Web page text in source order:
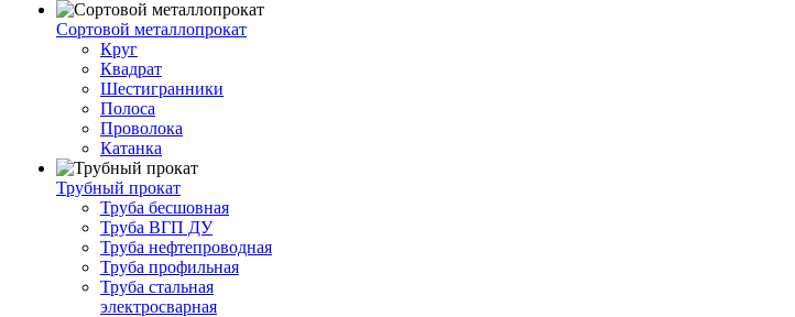
Сортовой металлопрокат
Круг
Квадрат
Шестигранники
Полоса
Проволока
Катанка
Трубный прокат
Труба бесшовная
Труба ВГП ДУ
Труба нефтепроводная
Труба профильная
Труба стальная
электросварная